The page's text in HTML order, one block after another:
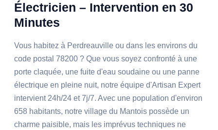
Électricien – Intervention en 30
Minutes
Vous habitez à Perdreauville ou dans les environs du
code postal 78200 ? Que vous soyez confronté à une
porte claquée, une fuite d'eau soudaine ou une panne
électrique en pleine nuit, notre équipe d'Artisan Expert
intervient 24h/24 et 7j/7. Avec une population d'environ
658 habitants, notre village du Mantois possède un
charme paisible, mais les imprévus techniques ne